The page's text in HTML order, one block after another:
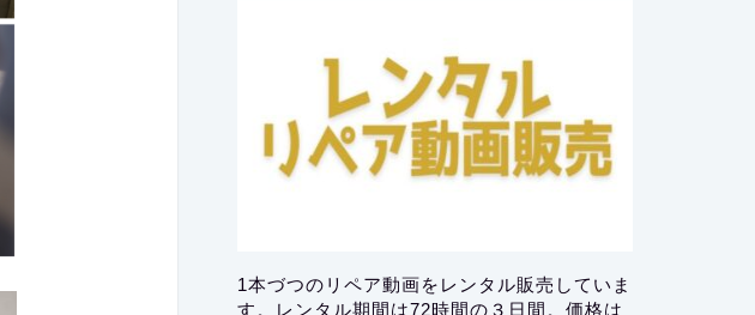
1本づつのリペア動画をレンタル販売していま
す。レンタル期間は72時間の３日間。価格は